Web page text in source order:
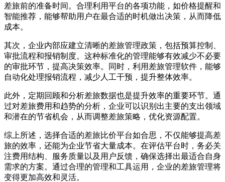
差旅前的准备时间。合理利用平台的各项功能，如价格提醒和
智能推荐，能够帮助用户在最合适的时机做出决策，从而降低
成本。
其次，企业内部应建立清晰的差旅管理政策，包括预算控制、
审批流程和报销制度。这种标准化的管理能够有效减少不必要
的审批环节，提高决策效率。同时，利用差旅管理软件，能够
自动化处理报销流程，减少人工干预，提升整体效率。
此外，定期回顾和分析差旅数据也是提升效率的重要环节。通
过对差旅费用和趋势的分析，企业可以识别出主要的支出领域
和潜在的节省机会，从而调整差旅策略，优化资源配置。
综上所述，选择合适的差旅比价平台如合思，不仅能够提高差
旅的效率，还能为企业节省大量成本。在评估平台时，务必关
注费用结构、服务质量以及用户反馈，确保选择出最适合自身
需求的方案。通过合理的管理和工具运用，企业的差旅管理将
变得更加高效和灵活。